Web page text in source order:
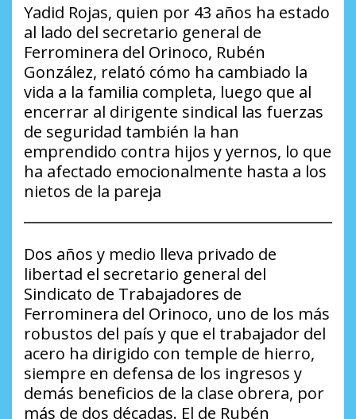
Yadid Rojas, quien por 43 años ha estado
al lado del secretario general de
Ferrominera del Orinoco, Rubén
González, relató cómo ha cambiado la
vida a la familia completa, luego que al
encerrar al dirigente sindical las fuerzas
de seguridad también la han
emprendido contra hijos y yernos, lo que
ha afectado emocionalmente hasta a los
nietos de la pareja
Dos años y medio lleva privado de
libertad el secretario general del
Sindicato de Trabajadores de
Ferrominera del Orinoco, uno de los más
robustos del país y que el trabajador del
acero ha dirigido con temple de hierro,
siempre en defensa de los ingresos y
demás beneficios de la clase obrera, por
más de dos décadas. El de Rubén